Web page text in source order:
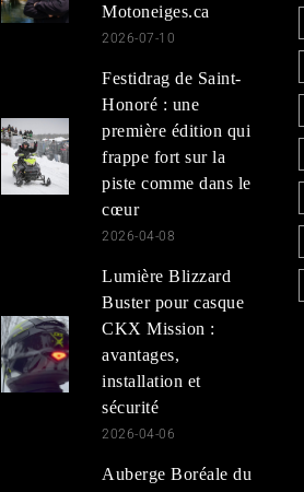
Motoneiges.ca
2026-07-10
Festidrag de Saint-
Honoré : une
première édition qui
frappe fort sur la
piste comme dans le
cœur
2026-04-08
Lumière Blizzard
Buster pour casque
CKX Mission :
avantages,
installation et
sécurité
2026-04-06
Auberge Boréale du